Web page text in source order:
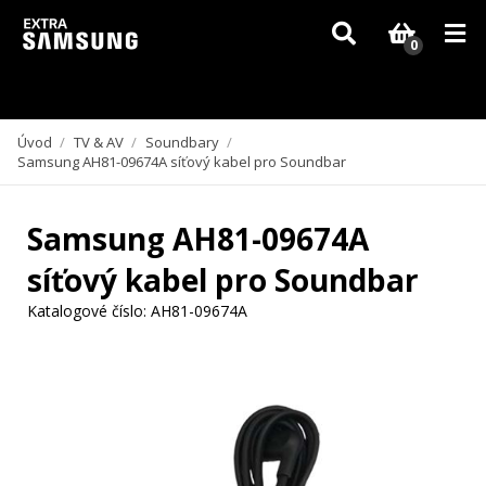
Vzhledem k aktuální situaci se může dodání dílů, které nejsou skladem,
zpozdit. Děkujeme za pochopení.
0
Úvod / TV & AV / Soundbary /
Samsung AH81-09674A síťový kabel pro Soundbar
Samsung AH81-09674A
síťový kabel pro Soundbar
Katalogové číslo: AH81-09674A